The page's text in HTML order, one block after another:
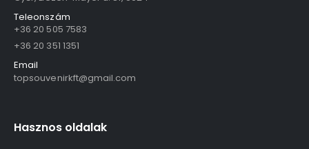
Teleonszám
+36 20 505 7583
+36 20 351 1351
Email
topsouvenirkft@gmail.com
Hasznos oldalak